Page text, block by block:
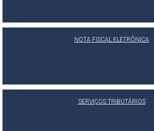
NOTA FISCAL ELETRÔNICA
SERVIÇOS TRIBUTÁRIOS